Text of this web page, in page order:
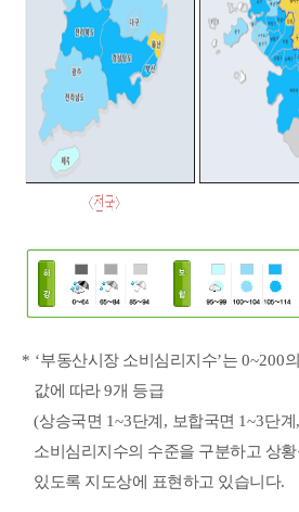
* ‘부동산시장 소비심리지수’는 0~200
값에 따라9개 등급
(상승국면 1~3단계 , 보합국면 1~3단계
소비심리지수의 수준을 구분하고 상
있도록 지도상에 표현하고 있습니다.